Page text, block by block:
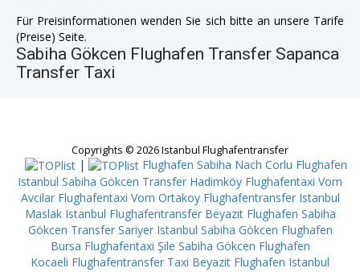
Für Preisinformationen wenden Sie sich bitte an unsere Tarife
(Preise) Seite.
Sabiha Gökcen Flughafen Transfer Sapanca
Transfer Taxi
Copyrights © 2026 Istanbul Flughafentransfer
| Flughafen Sabiha Nach Corlu Flughafen
Istanbul Sabiha Gökcen Transfer Hadimköy Flughafentaxi Vom
Avcilar Flughafentaxi Vom Ortakoy Flughafentransfer Istanbul
Maslak Istanbul Flughafentransfer Beyazit Flughafen Sabiha
Gökcen Transfer Sariyer Istanbul Sabiha Gökcen Flughafen
Bursa Flughafentaxi Şile Sabiha Gökcen Flughafen
Kocaeli Flughafentransfer Taxi Beyazit Flughafen Istanbul